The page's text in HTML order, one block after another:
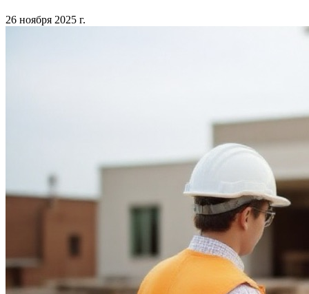
26 ноября 2025 г.